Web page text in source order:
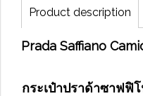
Product description
Prada Saffiano
กระเป๋าปราด้าซาฟฟิ